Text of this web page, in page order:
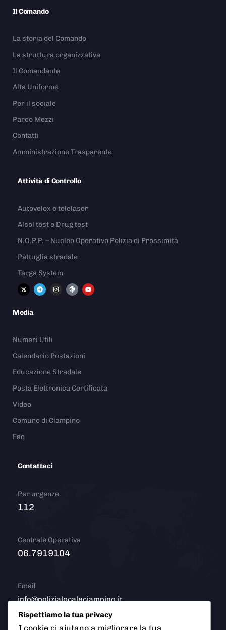
Il Comando
La storia del Comando
La struttura organizzativa
Il Comandante
Alta Uniforme
Per il sociale
Parco Mezzi
Contatti
Amministrazione Trasparente
Attività di Controllo
Autovelox e telelaser
Alcol test e Drug test
N.O.P.P. – Nucleo Operativo Polizia di Prossimità
Pattuglia stradale
Targa System
Media
Numeri Utili
Calendario Postazioni
Educazione Stradale
Posta Elettronica Certificata
Video
Comune di Ciampino
Faq
Contattaci
Per urgenze
112
Centrale Operativa
06.7919104
Email
info@polizialocaleciampino.it
Rispettiamo la tua privacy